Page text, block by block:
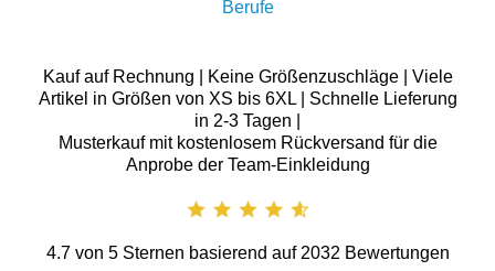
Berufe
Kauf auf Rechnung | Keine Größenzuschläge | Viele
Artikel in Größen von XS bis 6XL | Schnelle Lieferung
in 2-3 Tagen |
Musterkauf mit kostenlosem Rückversand für die
Anprobe der Team-Einkleidung
4.7von 5Sternen basierend auf 2032 Bewertungen